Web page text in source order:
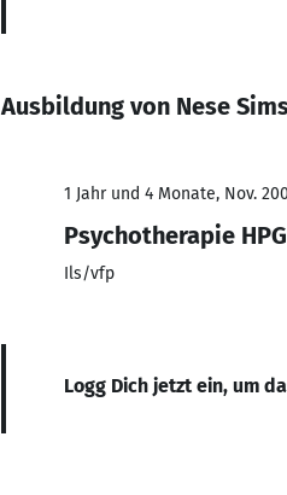
Ausbildung von Nese
1 Jahr und 4 Monate, Nov.
Psychotherapie HPG
Ils/vfp
Logg Dich jetzt ein, um